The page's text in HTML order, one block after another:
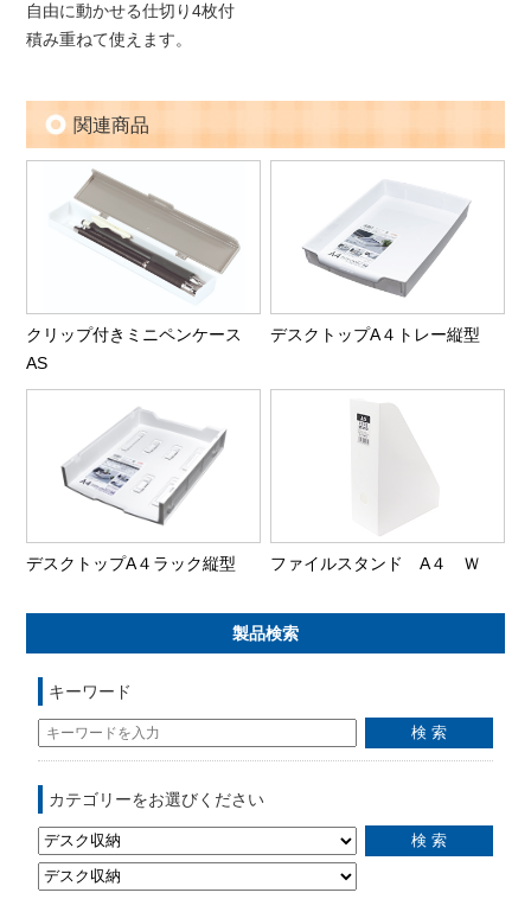
自由に動かせる仕切り4枚付
積み重ねて使えます。
関連商品
クリップ付きミニペンケース
AS
デスクトップA４トレー縦型
デスクトップA４ラック縦型 ファイルスタンド A４ Ｗ
製品検索
キーワード
カテゴリーをお選びください